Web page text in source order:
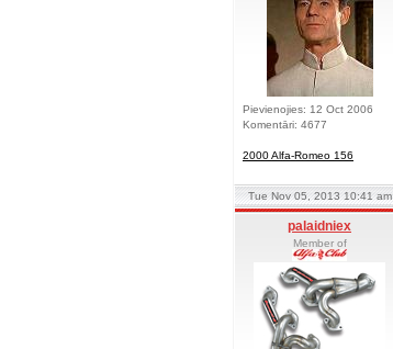
Pievienojies: 12 Oct 2006
Komentāri: 4677
2000 Alfa-Romeo 156
Tue Nov 05, 2013 10:41 am
palaidniex
Member of